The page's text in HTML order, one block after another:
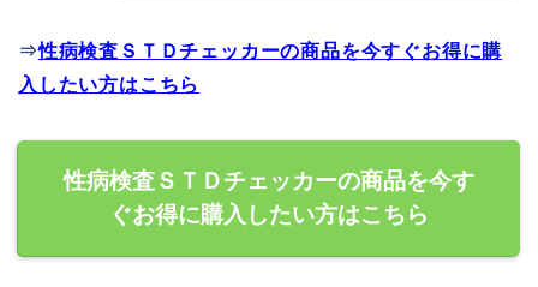
⇒性病検査ＳＴＤチェッカーの商品を今すぐお得に購
入したい方はこちら
性病検査ＳＴＤチェッカーの商品を今す
ぐお得に購入したい方はこちら